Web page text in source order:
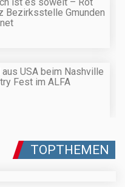
Bezirksstelle Gmunden
aus USA beim Nashville
Fest im ALFA
TOPTHEMEN